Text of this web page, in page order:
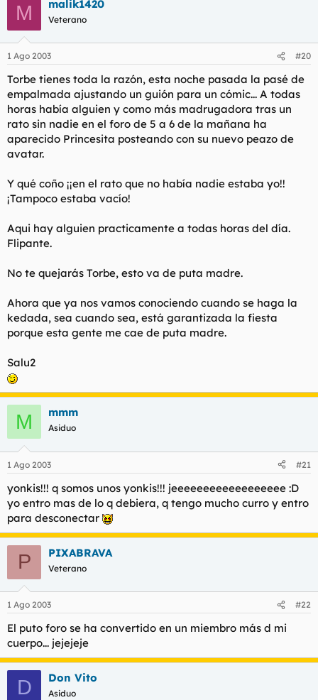
M malik1420
Veterano
1 Ago 2003 #20
Torbe tienes toda la razón, esta noche pasada la pasé de
empalmada ajustando un guión para un cómic... A todas
horas había alguien y como más madrugadora tras un
rato sin nadie en el foro de 5 a 6 de la mañana ha
aparecido Princesita posteando con su nuevo peazo de
avatar.
Y qué coño ¡¡en el rato que no había nadie estaba yo!!
¡Tampoco estaba vacío!
Aqui hay alguien practicamente a todas horas del día.
Flipante.
No te quejarás Torbe, esto va de puta madre.
Ahora que ya nos vamos conociendo cuando se haga la
kedada, sea cuando sea, está garantizada la fiesta
porque esta gente me cae de puta madre.
Salu2
M mmm
Asiduo
1 Ago 2003 #21
yonkis!!! q somos unos yonkis!!! jeeeeeeeeeeeeeeeeee :D
yo entro mas de lo q debiera, q tengo mucho curro y entro
para desconectar
P PIXABRAVA
Veterano
1 Ago 2003 #22
El puto foro se ha convertido en un miembro más d mi
cuerpo... jejejeje
D Don Vito
Asiduo